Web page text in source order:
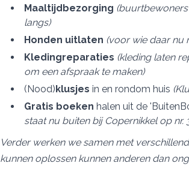
Maaltijdbezorging
langs)
Honden uitlaten (voor wie daar nu
Kledingreparaties (kleding laten
om een afspraak te maken)
(Nood)klusjes in en rondom huis
Gratis boeken halen uit de
staat nu buiten bij Copernikkel op nr.
Verder werken we samen met
kunnen oplossen kunnen anderen dan